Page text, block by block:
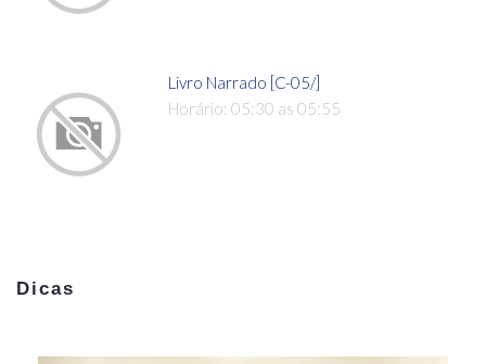
Livro Narrado [C-05/]
Horário: 05:30 as 05:55
Dicas